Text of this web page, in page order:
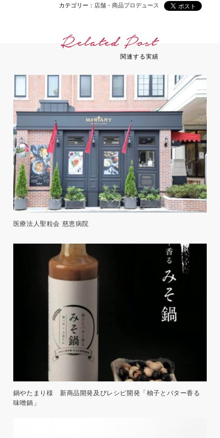
カテゴリー： 店舗・商品プロデュース
関連する実績
医療法人聖粒会 慈恵病院
鍋やたまり様 新商品開発及びレシピ開発「柚子とバター香る
味噌鍋」